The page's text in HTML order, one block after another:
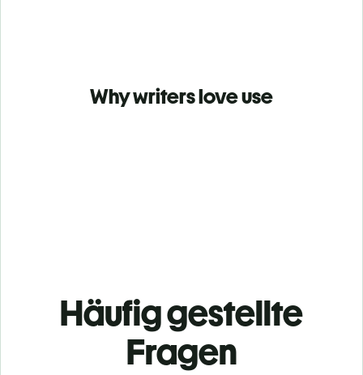
Why writers love use
Häufig gestellte
Fragen